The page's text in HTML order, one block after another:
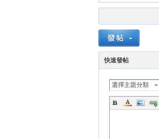
網
快速發帖
選擇主題分類